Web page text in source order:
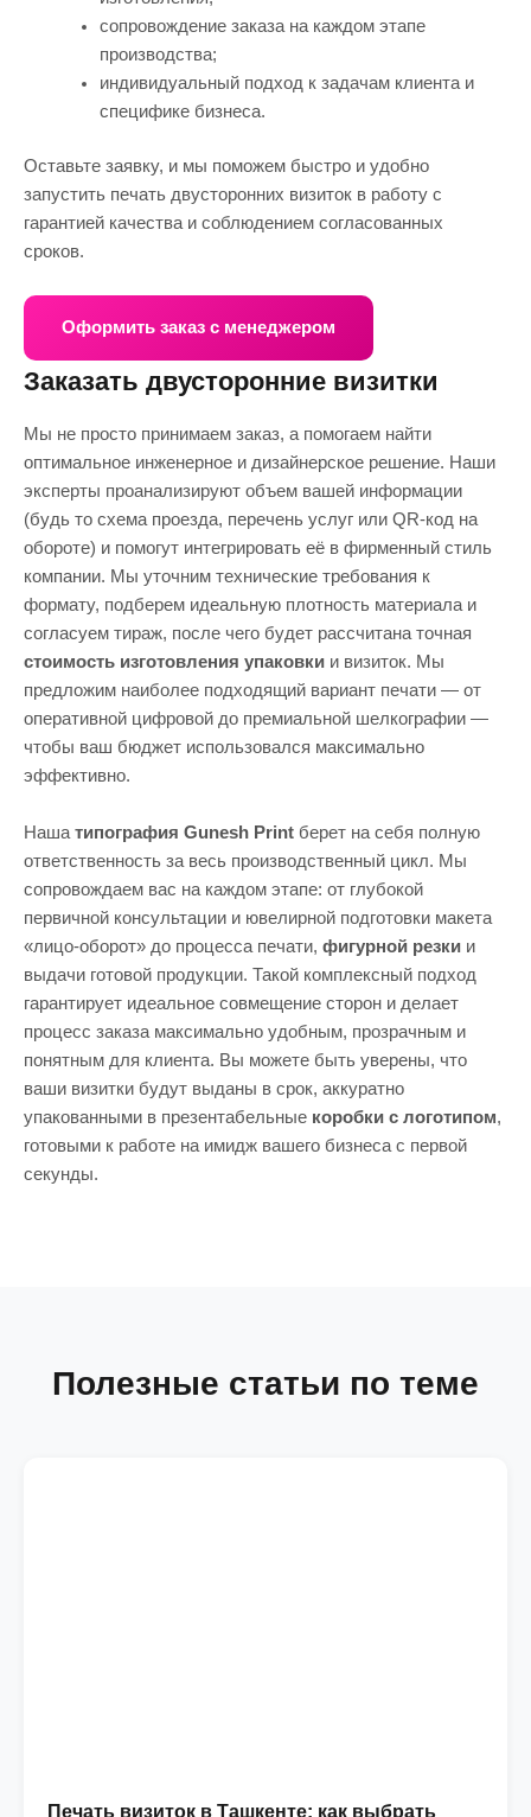
сопровождение заказа на каждом этапе
производства;
индивидуальный подход к задачам клиента и
специфике бизнеса.
Оставьте заявку, и мы поможем быстро и удобно
запустить печать двусторонних визиток в работу с
гарантией качества и соблюдением согласованных
сроков.
Оформить заказ с менеджером
Заказать двусторонние визитки
Мы не просто принимаем заказ, а помогаем найти
оптимальное инженерное и дизайнерское решение. Наши
эксперты проанализируют объем вашей информации
(будь то схема проезда, перечень услуг или QR-код на
обороте) и помогут интегрировать её в фирменный стиль
компании. Мы уточним технические требования к
формату, подберем идеальную плотность материала и
согласуем тираж, после чего будет рассчитана точная
стоимость изготовления упаковки и визиток. Мы
предложим наиболее подходящий вариант печати — от
оперативной цифровой до премиальной шелкографии —
чтобы ваш бюджет использовался максимально
эффективно.
Наша типография Gunesh Print берет на себя полную
ответственность за весь производственный цикл. Мы
сопровождаем вас на каждом этапе: от глубокой
первичной консультации и ювелирной подготовки макета
«лицо-оборот» до процесса печати, фигурной резки и
выдачи готовой продукции. Такой комплексный подход
гарантирует идеальное совмещение сторон и делает
процесс заказа максимально удобным, прозрачным и
понятным для клиента. Вы можете быть уверены, что
ваши визитки будут выданы в срок, аккуратно
упакованными в презентабельные коробки с логотипом,
готовыми к работе на имидж вашего бизнеса с первой
секунды.
Полезные статьи по теме
Печать визиток в Ташкенте: как выбрать